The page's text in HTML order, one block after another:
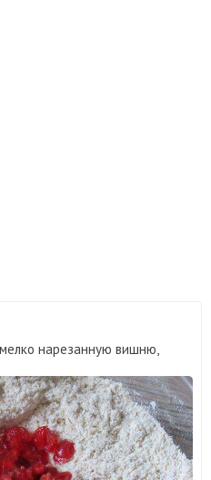
нарезанную вишню,